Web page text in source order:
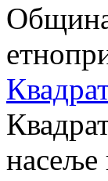
Община
насеље